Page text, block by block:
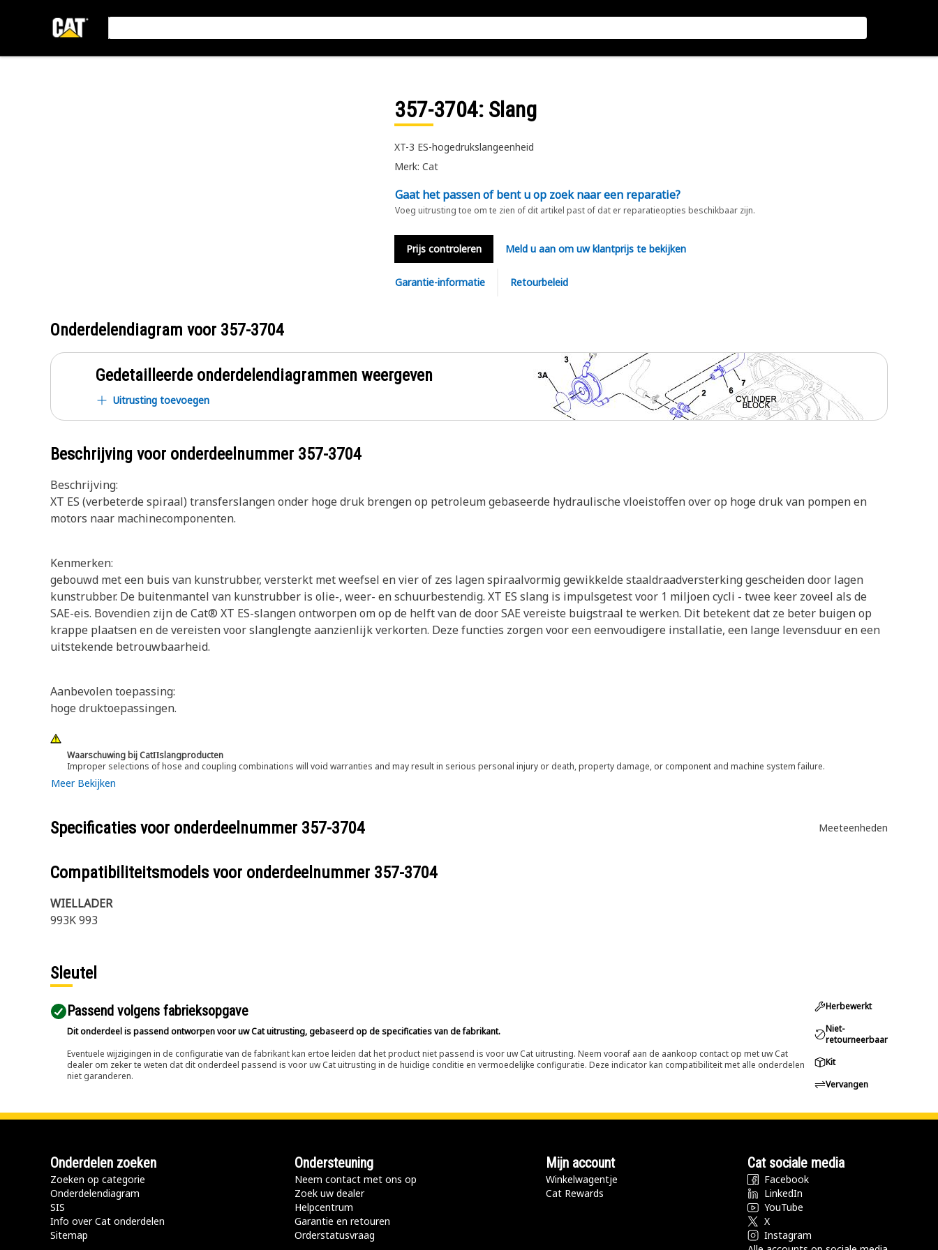
357-3704: Slang
XT-3 ES-hogedrukslangeenheid
Merk: Cat
Gaat het passen of bent u op zoek naar een reparatie?
Voeg uitrusting toe om te zien of dit artikel past of dat er reparatieopties beschikbaar zijn.
Prijs controleren Meld u aan om uw klantprijs te bekijken
Garantie-informatie Retourbeleid
Onderdelendiagram voor 357-3704
Gedetailleerde onderdelendiagrammen weergeven
Uitrusting toevoegen
Beschrijving voor onderdeelnummer 357-3704
Beschrijving:
XT ES (verbeterde spiraal) transferslangen onder hoge druk brengen op petroleum gebaseerde hydraulische vloeistoffen over op hoge druk van pompen en
motors naar machinecomponenten.
Kenmerken:
gebouwd met een buis van kunstrubber, versterkt met weefsel en vier of zes lagen spiraalvormig gewikkelde staaldraadversterking gescheiden door lagen
kunstrubber. De buitenmantel van kunstrubber is olie-, weer- en schuurbestendig. XT ES slang is impulsgetest voor 1 miljoen cycli - twee keer zoveel als de
SAE-eis. Bovendien zijn de Cat® XT ES-slangen ontworpen om op de helft van de door SAE vereiste buigstraal te werken. Dit betekent dat ze beter buigen op
krappe plaatsen en de vereisten voor slanglengte aanzienlijk verkorten. Deze functies zorgen voor een eenvoudigere installatie, een lange levensduur en een
uitstekende betrouwbaarheid.
Aanbevolen toepassing:
hoge druktoepassingen.
Waarschuwing bij CatΠslangproducten
Improper selections of hose and coupling combinations will void warranties and may result in serious personal injury or death, property damage, or component and machine system failure.
Meer Bekijken
Specificaties voor onderdeelnummer 357-3704 Meeteenheden
Compatibiliteitsmodels voor onderdeelnummer 357-3704
WIELLADER
993K 993
Sleutel
Passend volgens fabrieksopgave
Dit onderdeel is passend ontworpen voor uw Cat uitrusting, gebaseerd op de specificaties van de fabrikant.
Eventuele wijzigingen in de configuratie van de fabrikant kan ertoe leiden dat het product niet passend is voor uw Cat uitrusting. Neem vooraf aan de aankoop contact op met uw Cat
dealer om zeker te weten dat dit onderdeel passend is voor uw Cat uitrusting in de huidige conditie en vermoedelijke configuratie. Deze indicator kan compatibiliteit met alle onderdelen
niet garanderen.
Herbewerkt
Niet-
retourneerbaar
Kit
Vervangen
Onderdelen zoeken
Zoeken op categorie
Onderdelendiagram
SIS
Info over Cat onderdelen
Sitemap
Ondersteuning
Neem contact met ons op
Zoek uw dealer
Helpcentrum
Garantie en retouren
Orderstatusvraag
Mijn account
Winkelwagentje
Cat Rewards
Cat sociale media
Facebook
LinkedIn
YouTube
X
Instagram